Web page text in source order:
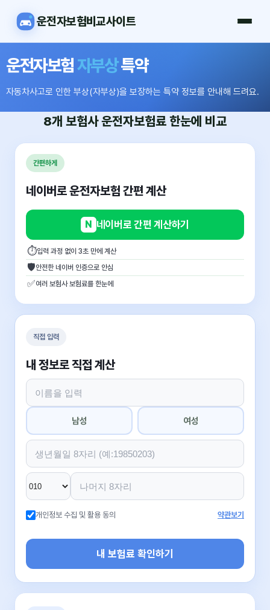
운전자보험비교사이트
운전자보험자부상특약
자동차사고로 인한 부상(자부상)을 보장하는 특약 정보를 안내해 드려요.
8개 보험사운전자보험료 한눈에 비교
간편하게
네이버로 운전자보험 간편 계산
N 네이버로 간편 계산하기
⏱입력 과정 없이 3초 만에 계산
🛡안전한 네이버 인증으로 안심
✅여러 보험사 보험료를 한눈에
직접 입력
내 정보로 직접 계산
남성 여성
개인정보 수집 및 활용 동의 약관보기
내 보험료 확인하기